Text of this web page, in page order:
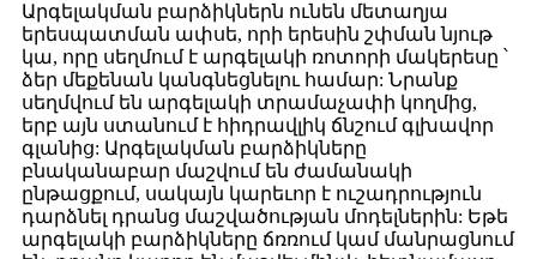
Արգելակման բարձիկներն ունեն մետաղյա
երեսպատման ափսե, որի երեսին շփման նյութ
կա, որը սեղմում է արգելակի ռոտորի մակերեսը ՝
ձեր մեքենան կանգնեցնելու համար: Նրանք
սեղմվում են արգելակի տրամաչափի կողմից,
երբ այն ստանում է հիդրավլիկ ճնշում գլխավոր
գլանից: Արգելակման բարձիկները
բնականաբար մաշվում են ժամանակի
ընթացքում, սակայն կարեւոր է ուշադրություն
դարձնել դրանց մաշվածության մոդելներին: Եթե ​​
արգելակի բարձիկները ճռռում կամ մանրացնում